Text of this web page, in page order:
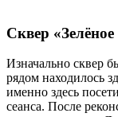
Сквер
Изначально сквер
рядом находилось
именно здесь
сеанса. После